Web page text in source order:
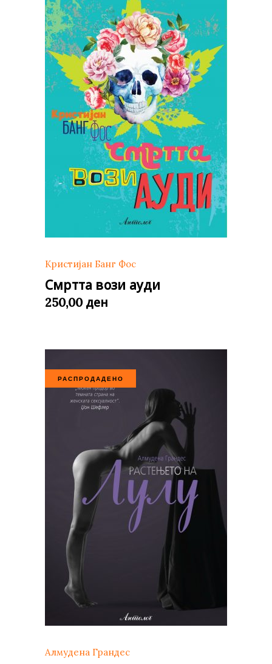
Кристијан Банг Фос
Смртта вози ауди
250,00 ден
РАСПРОДАДЕНО
Алмудена Грандес